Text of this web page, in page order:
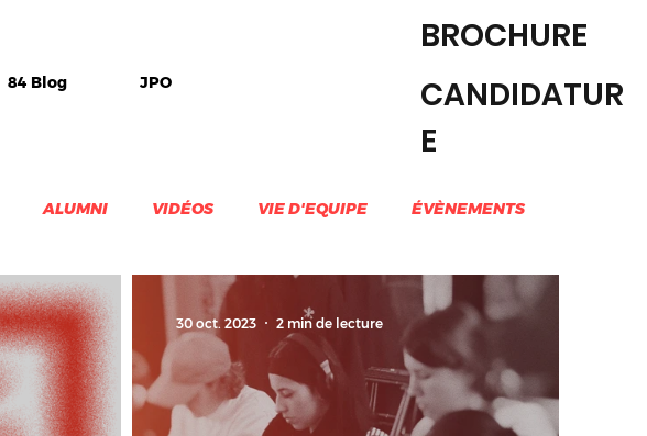
84 Blog JPO
BROCHURE
CANDIDATUR
E
ALUMNI VIDÉOS VIE D'EQUIPE ÉVÈNEMENTS
30 oct. 2023 2 min de lecture